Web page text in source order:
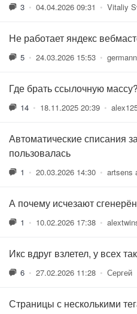
3 • 04.04.2026 09:31 • Vitaliy
Не работает яндекс
5 • 24.03.2026 15:53 •
Где брать ссылочную массу?
14 • 18.11.2025 20:39 •
Автоматические списания
пользовалась
1 • 20.03.2026 14:30 • artsens
А почему исчезают
1 • 10.02.2026 17:38 •
Икс вдруг взлетел, у всех
6 • 27.02.2026 11:28 • Сергей
Страницы с несколькими